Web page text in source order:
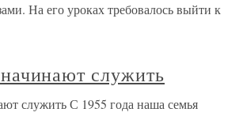
На его уроках требовалось выйти к
служить
служить С 1955 года наша семья